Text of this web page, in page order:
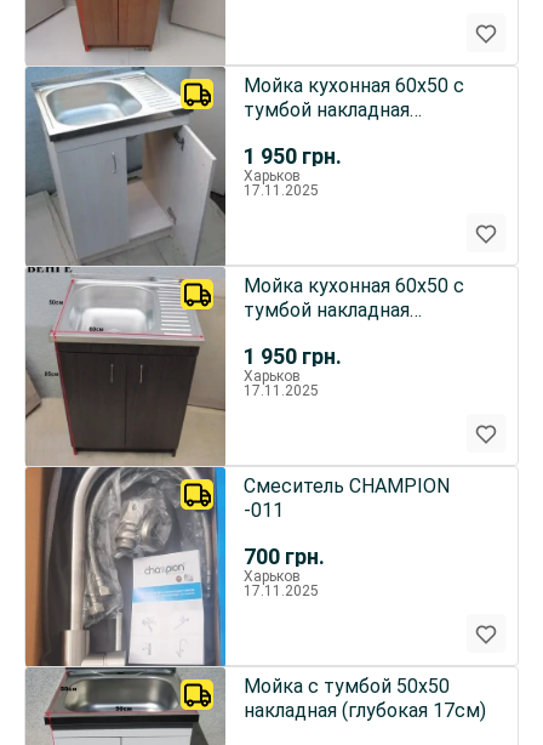
1 950 грн.
Мойка кухонная 60х50 с
тумбой накладная
Харьков
17.11.2025
1 950 грн.
Мойка кухонная 60х50 с
тумбой накладная
Харьков
17.11.2025
700 грн.
Смеситель CHAMPION
-011
Харьков
17.11.2025
Мойка с тумбой 50х50
накладная (глубокая 17см)